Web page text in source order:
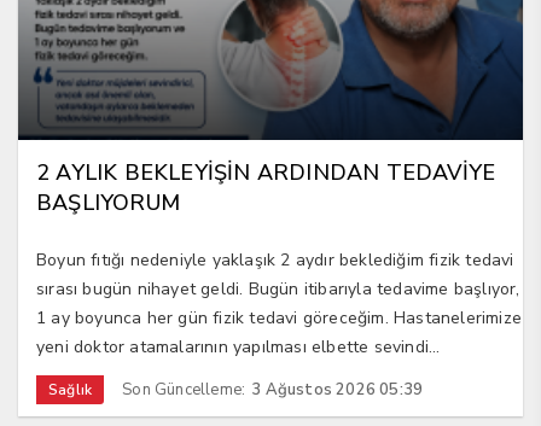
2 AYLIK BEKLEYİŞİN ARDINDAN TEDAVİYE
BAŞLIYORUM
Boyun fıtığı nedeniyle yaklaşık 2 aydır beklediğim fizik tedavi
sırası bugün nihayet geldi. Bugün itibarıyla tedavime başlıyor,
1 ay boyunca her gün fizik tedavi göreceğim. Hastanelerimize
yeni doktor atamalarının yapılması elbette sevindi...
Sağlık Son Güncelleme: 3 Ağustos 2026 05:39